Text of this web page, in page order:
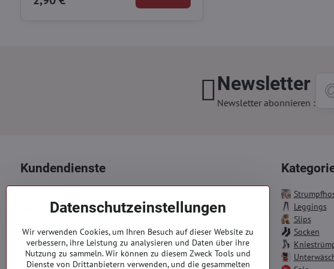
Newsletter
Newsletter abonnieren :
Kundendienste
Reklamation
Kontakte
Leggings
Slips
Socken
Datenschutzeinstellungen
Wir verwenden Cookies, um Ihren Besuch auf dieser Website zu
verbessern, ihre Leistung zu analysieren und Daten über ihre
Nutzung zu sammeln. Wir können zu diesem Zweck Tools und
Dienste von Drittanbietern verwenden, und die gesammelten